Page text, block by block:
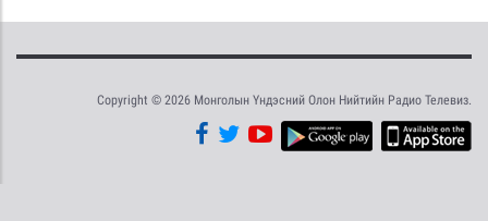
Copyright © 2026 Монголын Үндэсний Олон Нийтийн Радио Телевиз.